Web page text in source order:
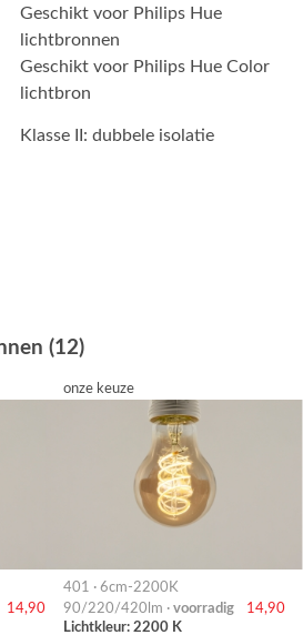
Geschikt voor Philips Hue
lichtbronnen
Geschikt voor Philips Hue Color
lichtbron
Klasse II: dubbele isolatie
(12)
14,90
onze keuze
401 · 6cm-2200K
90/220/420lm · voorradig
14,90
Lichtkleur: 2200 K